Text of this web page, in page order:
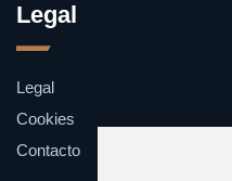
Legal
Legal
Cookies
Contacto